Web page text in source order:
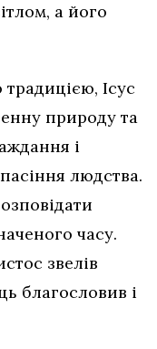
а його
Ісус
природу та
і
людства.
часу.
звелів
благословив і